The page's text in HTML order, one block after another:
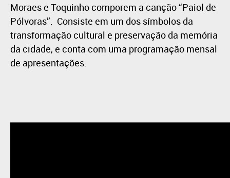
Moraes e Toquinho comporem a canção “Paiol de
Pólvoras”. Consiste em um dos símbolos da
transformação cultural e preservação da memória
da cidade, e conta com uma programação mensal
de apresentações.